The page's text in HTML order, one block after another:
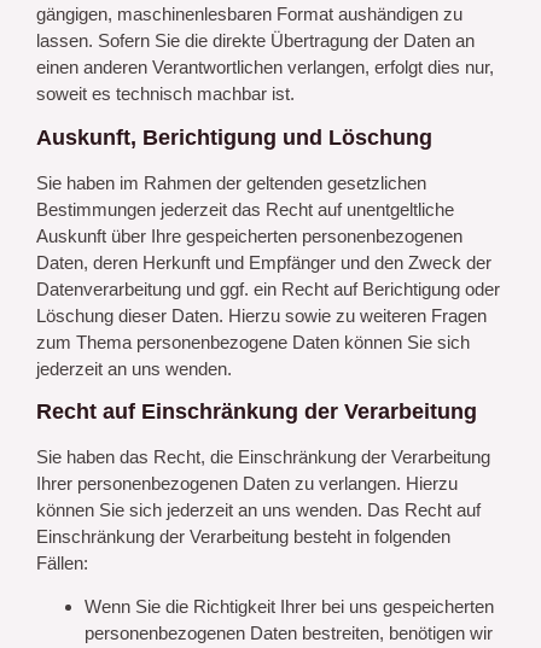
gängigen, maschinenlesbaren Format aushändigen zu
lassen. Sofern Sie die direkte Übertragung der Daten an
einen anderen Verantwortlichen verlangen, erfolgt dies nur,
soweit es technisch machbar ist.
Auskunft, Berichtigung und Löschung
Sie haben im Rahmen der geltenden gesetzlichen
Bestimmungen jederzeit das Recht auf unentgeltliche
Auskunft über Ihre gespeicherten personenbezogenen
Daten, deren Herkunft und Empfänger und den Zweck der
Datenverarbeitung und ggf. ein Recht auf Berichtigung oder
Löschung dieser Daten. Hierzu sowie zu weiteren Fragen
zum Thema personenbezogene Daten können Sie sich
jederzeit an uns wenden.
Recht auf Einschränkung der Verarbeitung
Sie haben das Recht, die Einschränkung der Verarbeitung
Ihrer personenbezogenen Daten zu verlangen. Hierzu
können Sie sich jederzeit an uns wenden. Das Recht auf
Einschränkung der Verarbeitung besteht in folgenden
Fällen:
Wenn Sie die Richtigkeit Ihrer bei uns gespeicherten
personenbezogenen Daten bestreiten, benötigen wir